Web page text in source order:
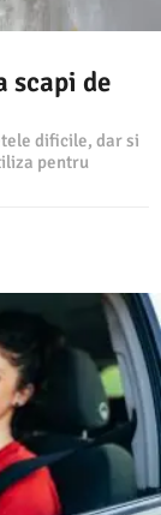
scapi de
dificile, dar si
pentru